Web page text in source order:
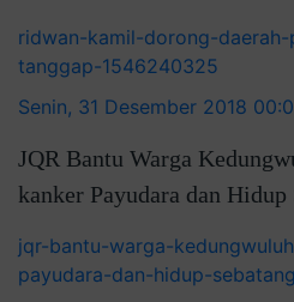
ridwan-kamil-dorong-
tanggap-1546240325
Senin, 31 Desember 2018
JQR Bantu Warga
kanker Payudara dan Hidup
jqr-bantu-warga-
payudara-dan-hidup-